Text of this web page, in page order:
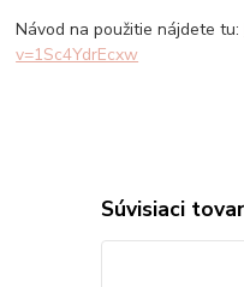
Návod na použitie nájdete tu:
v=1Sc4YdrEcxw
Súvisiaci tovar